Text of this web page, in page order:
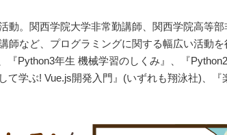
動。関西学院大学非常勤講師、関西学院高等
師など、プログラミングに関する幅広い活動
Python3年生 機械学習のしくみ』、『
学ぶ! Vue.js開発入門』(いずれも翔泳社)、